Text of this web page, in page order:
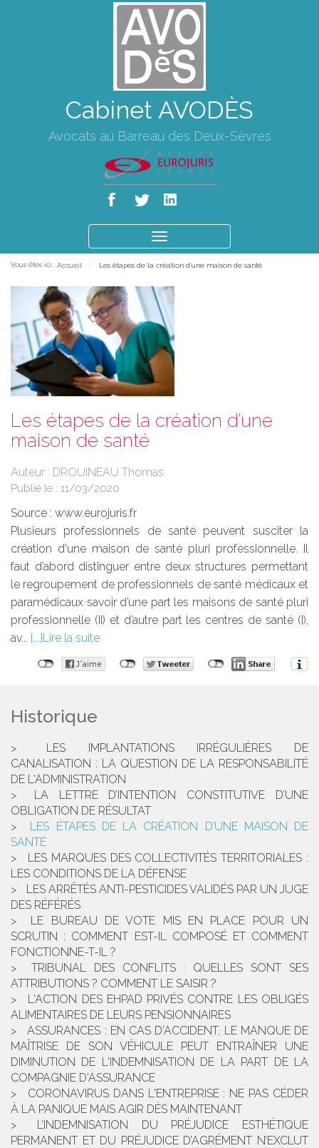
Cabinet AVODÈS
Avocats au Barreau des Deux-Sèvres
le
Vous êtes ici : Accueil Les étapes de la création d’une maison de santé
Les étapes de la création d’une
maison de santé
Auteur : DROUINEAU Thomas
Publié le : 11/03/2020
Source : www.eurojuris.fr
Plusieurs professionnels de santé peuvent susciter la
création d'une maison de santé pluri professionnelle. Il
faut d’abord distinguer entre deux structures permettant
le regroupement de professionnels de santé médicaux et
paramédicaux savoir d’une part les maisons de santé pluri
professionnelle (II) et d’autre part les centres de santé (I),
av...
Lire la suite
Historique
LES IMPLANTATIONS IRRÉGULIÈRES DE
CANALISATION : LA QUESTION DE LA RESPONSABILITÉ
DE L'ADMINISTRATION
LA LETTRE D’INTENTION CONSTITUTIVE D’UNE
OBLIGATION DE RÉSULTAT
LES ÉTAPES DE LA CRÉATION D’UNE MAISON DE
SANTÉ
LES MARQUES DES COLLECTIVITÉS TERRITORIALES :
LES CONDITIONS DE LA DÉFENSE
LES ARRÊTÉS ANTI-PESTICIDES VALIDÉS PAR UN JUGE
DES RÉFÉRÉS
LE BUREAU DE VOTE MIS EN PLACE POUR UN
SCRUTIN : COMMENT EST-IL COMPOSÉ ET COMMENT
FONCTIONNE-T-IL ?
TRIBUNAL DES CONFLITS : QUELLES SONT SES
ATTRIBUTIONS ? COMMENT LE SAISIR ?
L'ACTION DES EHPAD PRIVÉS CONTRE LES OBLIGÉS
ALIMENTAIRES DE LEURS PENSIONNAIRES
ASSURANCES : EN CAS D'ACCIDENT, LE MANQUE DE
MAÎTRISE DE SON VÉHICULE PEUT ENTRAÎNER UNE
DIMINUTION DE L'INDEMNISATION DE LA PART DE LA
COMPAGNIE D'ASSURANCE
CORONAVIRUS DANS L'ENTREPRISE : NE PAS CÉDER
À LA PANIQUE MAIS AGIR DÈS MAINTENANT
L’INDEMNISATION DU PRÉJUDICE ESTHÉTIQUE
PERMANENT ET DU PRÉJUDICE D’AGRÉMENT N’EXCLUT